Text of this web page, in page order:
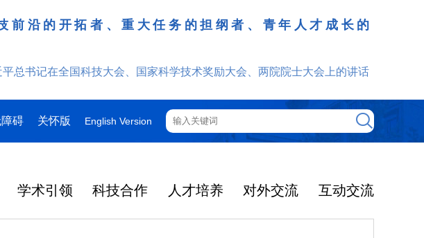
沿的开拓者、重大任务的担纲者、青年人才成长的
总书记在全国科技大会、国家科学技术奖励大会、两院院士大会上的讲话
碍 关怀版 English Version
学术引领 科技合作 人才培养 对外交流 互动交流